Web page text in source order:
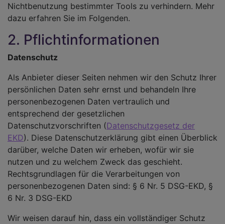
Nichtbenutzung bestimmter Tools zu verhindern. Mehr
dazu erfahren Sie im Folgenden.
2. Pflichtinformationen
Datenschutz
Als Anbieter dieser Seiten nehmen wir den Schutz Ihrer
persönlichen Daten sehr ernst und behandeln Ihre
personenbezogenen Daten vertraulich und
entsprechend der gesetzlichen
Datenschutzvorschriften (Datenschutzgesetz der
EKD). Diese Datenschutzerklärung gibt einen Überblick
darüber, welche Daten wir erheben, wofür wir sie
nutzen und zu welchem Zweck das geschieht.
Rechtsgrundlagen für die Verarbeitungen von
personenbezogenen Daten sind: § 6 Nr. 5 DSG-EKD, §
6 Nr. 3 DSG-EKD
Wir weisen darauf hin, dass ein vollständiger Schutz